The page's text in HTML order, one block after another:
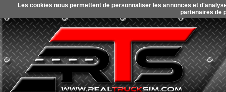
Les cookies nous permettent de personnaliser les annonces et
partenaires de